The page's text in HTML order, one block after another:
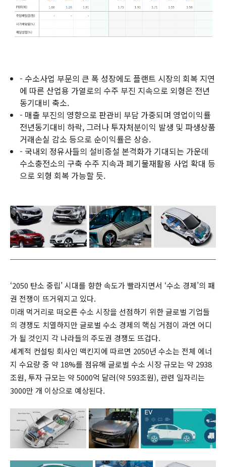
- 수소사업 부문의 큰 폭 성장에도 플랜트 시장의 회복 지연
에 따른 산업용 가열로의 수주 부진 지속으로 외형은 전년
동기대비 축소.
- 매출 부진의 영향으로 판관비 부담 가중되며 영업이익률
전년동기대비 하락, 그러나 투자처분이익 발생 및 파생상품
거래손실 감소 등으로 순이익률은 상승.
- 국내외 정유사들의 설비증설 본격화가 기대되는 가운데
수소충전소의 구축 수주 지속과 폐기물재활용 사업 확대 등
으로 외형 회복 가능할 듯.
‘2050 탄소 중립’ 시대를 향한 속도가 빨라지면서 ‘수소 경제’의 패
권 전쟁이 뜨거워지고 있다.
미래 먹거리로 떠오른 수소 시장을 선점하기 위한 글로벌 기업들
의 경쟁도 치열하지만 글로벌 수소 경제의 핵심 거점이 과연 어디
가 될 것인지 각 나라들의 주도권 경쟁도 뜨겁다.
세계적 컨설팅 회사인 맥킨지에 따르면 2050년 수소는 전체 에너
지 수요량 중 약 18%를 점유해 글로벌 수소 시장 규모는 약 2938
조원, 투자 규모는 약 5000억 달러(약 593조원), 관련 일자리는
3000만 개 이상으로 예상된다.